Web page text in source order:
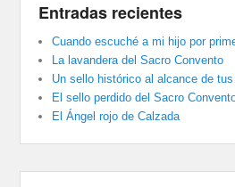
Entradas recientes
Cuando escuché a mi hijo por
La lavandera del Sacro Convento
Un sello histórico al alcance de
El sello perdido del Sacro
El Ángel rojo de Calzada